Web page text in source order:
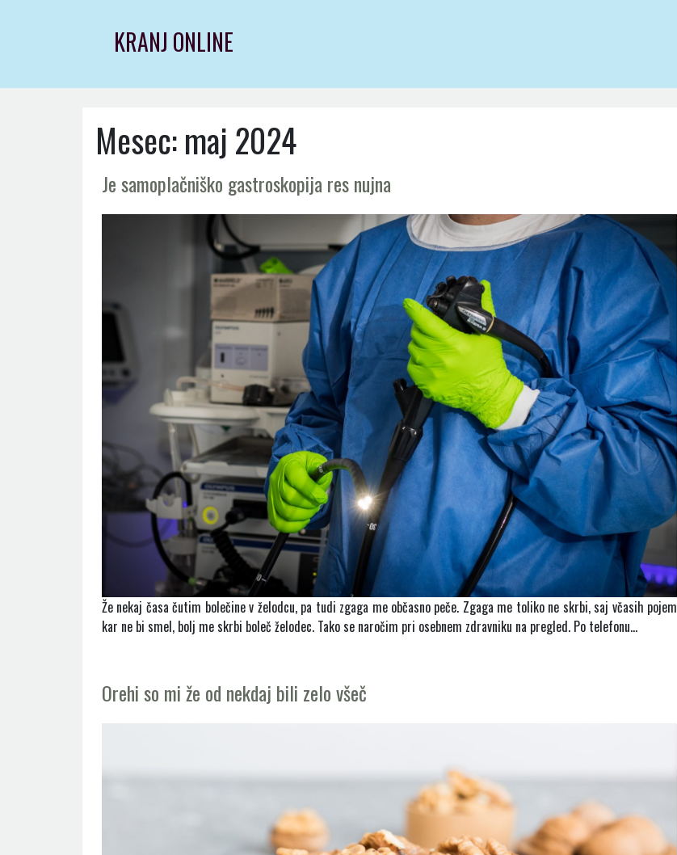
KRANJ ONLINE
Mesec:maj 2024
Je samoplačniško gastroskopija res nujna
Že nekaj časa čutim bolečine v želodcu, pa tudi zgaga me občasno peče. Zgaga me toliko ne skrbi, saj včasih pojem
kar ne bi smel, bolj me skrbi boleč želodec. Tako se naročim pri osebnem zdravniku na pregled. Po telefonu…
Orehi so mi že od nekdaj bili zelo všeč